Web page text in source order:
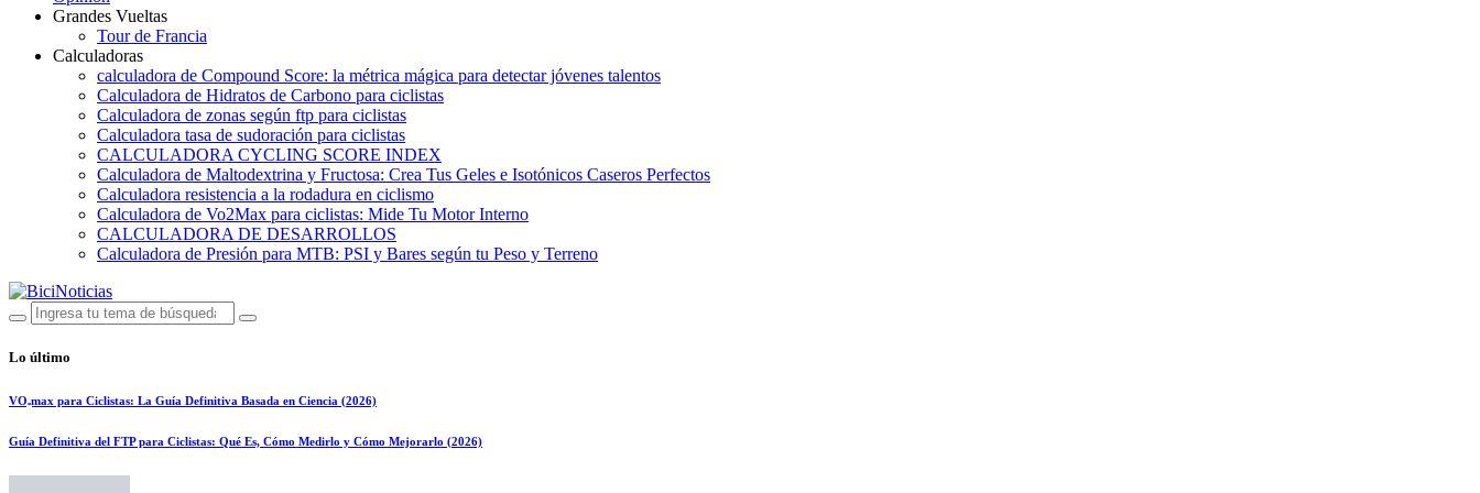
Grandes Vueltas
Tour de Francia
Calculadoras
calculadora de Compound Score: la métrica mágica para detectar jóvenes talentos
Calculadora de Hidratos de Carbono para ciclistas
Calculadora de zonas según ftp para ciclistas
Calculadora tasa de sudoración para ciclistas
CALCULADORA CYCLING SCORE INDEX
Calculadora de Maltodextrina y Fructosa: Crea Tus Geles e Isotónicos Caseros Perfectos
Calculadora resistencia a la rodadura en ciclismo
Calculadora de Vo2Max para ciclistas: Mide Tu Motor Interno
CALCULADORA DE DESARROLLOS
Calculadora de Presión para MTB: PSI y Bares según tu Peso y Terreno
Lo último
VO₂max para Ciclistas: La Guía Definitiva Basada en Ciencia (2026)
Guía Definitiva del FTP para Ciclistas: Qué Es, Cómo Medirlo y Cómo Mejorarlo (2026)